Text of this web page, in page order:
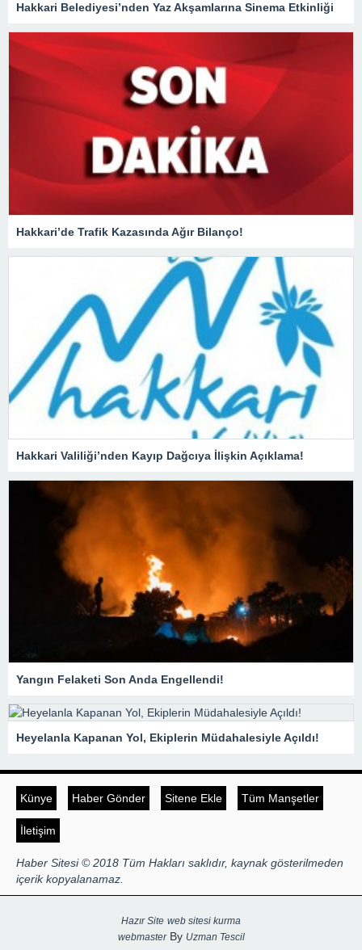
Hakkari Belediyesi’nden Yaz Akşamlarına Sinema Etkinliği
Hakkari’de Trafik Kazasında Ağır Bilanço!
Hakkari Valiliği’nden Kayıp Dağcıya İlişkin Açıklama!
Yangın Felaketi Son Anda Engellendi!
Heyelanla Kapanan Yol, Ekiplerin Müdahalesiyle Açıldı!
Künye Haber Gönder Sitene Ekle Tüm Manşetler
İletişim
Haber Sitesi © 2018 Tüm Hakları saklıdır, kaynak gösterilmeden
içerik kopyalanamaz.
Hazır Site web sitesi kurma
webmasterBy Uzman Tescil